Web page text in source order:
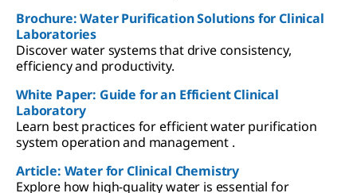
Brochure: Water Purification Solutions for Clinical
Laboratories
Discover water systems that drive consistency,
efficiency and productivity.
White Paper: Guide for an Efficient Clinical
Laboratory
Learn best practices for efficient water purification
system operation and management .
Article: Water for Clinical Chemistry
Explore how high-quality water is essential for